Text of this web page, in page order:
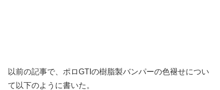
以前の記事で、ポロGTIの樹脂製バンパーの色褪せについ
て以下のように書いた。